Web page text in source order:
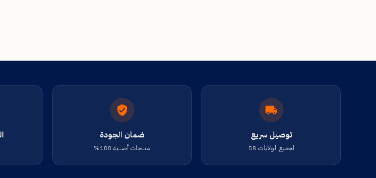
توصيل سريع
لجميع الولايات 58
ضمان الجودة
منتجات أصلية 100%